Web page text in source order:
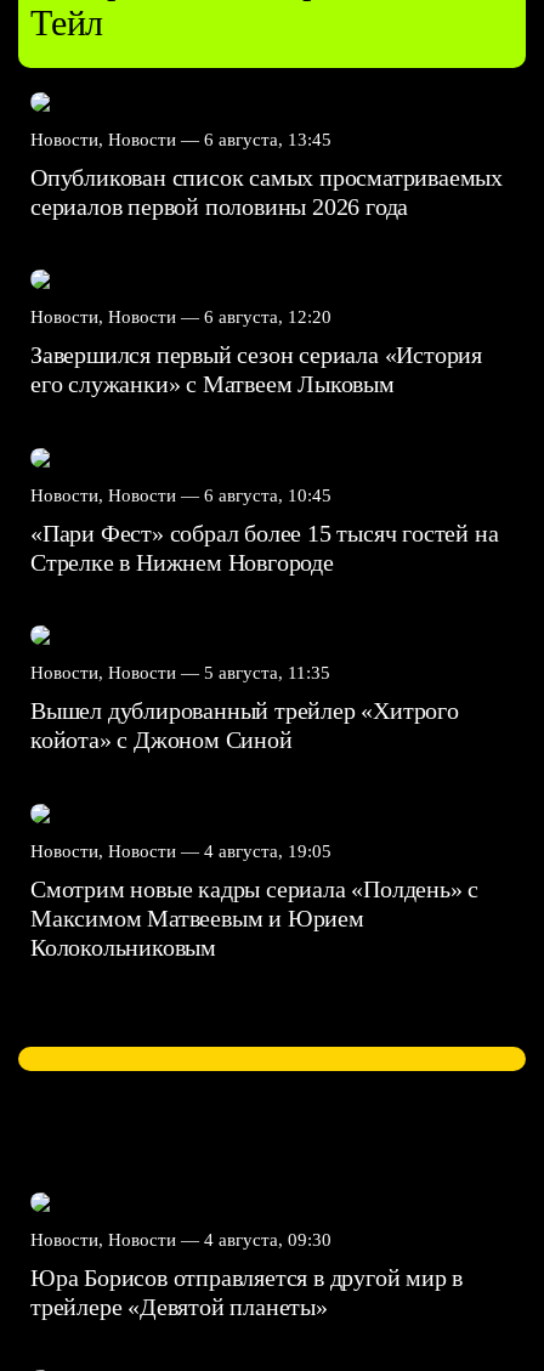
Тейл
Новости, Новости — 6 августа, 13:45
Опубликован список самых просматриваемых
сериалов первой половины 2026 года
Новости, Новости — 6 августа, 12:20
Завершился первый сезон сериала «История
его служанки» с Матвеем Лыковым
Новости, Новости — 6 августа, 10:45
«Пари Фест» собрал более 15 тысяч гостей на
Стрелке в Нижнем Новгороде
Новости, Новости — 5 августа, 11:35
Вышел дублированный трейлер «Хитрого
койота» с Джоном Синой
Новости, Новости — 4 августа, 19:05
Смотрим новые кадры сериала «Полдень» с
Максимом Матвеевым и Юрием
Колокольниковым
Новости, Новости — 4 августа, 09:30
Юра Борисов отправляется в другой мир в
трейлере «Девятой планеты»